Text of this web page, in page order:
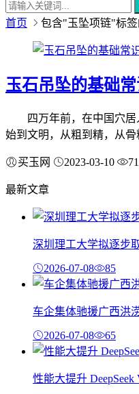
首页 包含"玉坠项链"标
玉石吊坠的基础常
四万年前，在中国穴居人
始到文明，从粗到精，从骨
买玉网 2023-03-10 71
最新文章
深圳理工大学拟逐步
2026-07-08 85
车企集体驰援广西洪
2026-07-08 65
性能大提升